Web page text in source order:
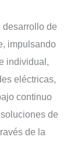
de
impulsando
individual,
eléctricas,
continuo
de
de la